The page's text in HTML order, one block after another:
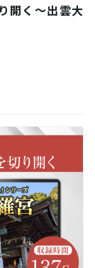
開く～出雲大